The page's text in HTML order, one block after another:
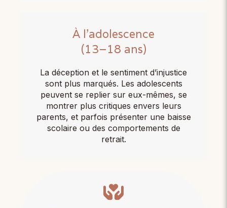
À l'adolescence
(13–18 ans)
La déception et le sentiment d’injustice
sont plus marqués. Les adolescents
peuvent se replier sur eux-mêmes, se
montrer plus critiques envers leurs
parents, et parfois présenter une baisse
scolaire ou des comportements de
retrait.